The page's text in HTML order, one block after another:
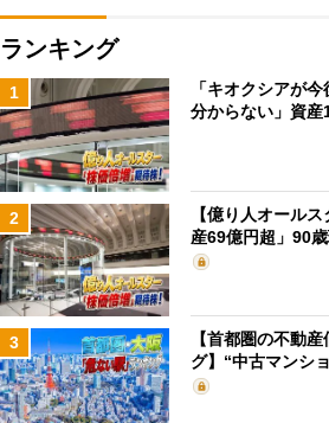
ランキング
1
「キオクシアが
分からない」資
2
【億り人オール
産69億円超」90
3
【首都圏の不動
グ】“中古マンシ